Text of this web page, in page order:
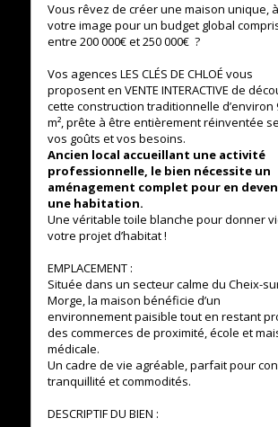
Vous rêvez de créer une maison unique, à
votre image pour un budget global
entre 200 000€ et 250 000€ ?
Vos agences LES CLÉS DE CHLOÉ vous
proposent en VENTE INTERACTIVE de
cette construction traditionnelle d’environ
m², prête à être entièrement réinventée
vos goûts et vos besoins.
Ancien local accueillant une activité
professionnelle, le bien nécessite un
aménagement complet pour en
une habitation.
Une véritable toile blanche pour donner
votre projet d’habitat !
EMPLACEMENT :
Située dans un secteur calme du Cheix-
Morge, la maison bénéficie d’un
environnement paisible tout en restant
des commerces de proximité, école et
médicale.
Un cadre de vie agréable, parfait pour
tranquillité et commodités.
DESCRIPTIF DU BIEN :